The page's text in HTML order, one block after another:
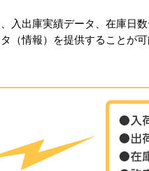
入出庫実績データ、在庫日
（情報）を提供することが可